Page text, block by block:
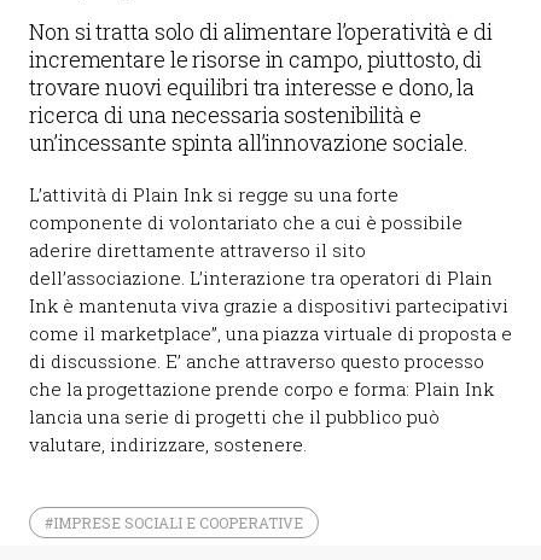
Non si tratta solo di alimentare l’operatività e di
incrementare le risorse in campo, piuttosto, di
trovare nuovi equilibri tra interesse e dono, la
ricerca di una necessaria sostenibilità e
un’incessante spinta all’innovazione sociale.
L’attività di Plain Ink si regge su una forte
componente di volontariato che a cui è possibile
aderire direttamente attraverso il sito
dell’associazione. L’interazione tra operatori di Plain
Ink è mantenuta viva grazie a dispositivi partecipativi
come il marketplace”, una piazza virtuale di proposta e
di discussione. E’ anche attraverso questo processo
che la progettazione prende corpo e forma: Plain Ink
lancia una serie di progetti che il pubblico può
valutare, indirizzare, sostenere.
#IMPRESE SOCIALI E COOPERATIVE